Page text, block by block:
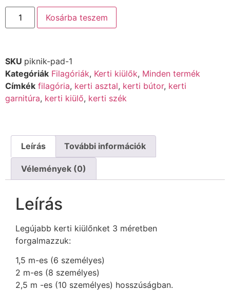
Kosárba teszem
SKU piknik-pad-1
Kategóriák Filagóriák, Kerti kiülők, Minden termék
Címkék filagória, kerti asztal, kerti bútor, kerti
garnitúra, kerti kiülő, kerti szék
Leírás További információk
Vélemények (0)
Leírás
Legújabb kerti kiülőnket 3 méretben
forgalmazzuk:
1,5 m-es (6 személyes)
2 m-es (8 személyes)
2,5 m -es (10 személyes) hosszúságban.